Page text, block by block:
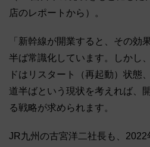
店のレポートから）。
「新幹線が開業すると、その効
半ば常識化しています。しかし
ドはリスタート（再起動）状態
道半ばという現状を考えれば、
る戦略が求められます。
JR九州の古宮洋二社長も、